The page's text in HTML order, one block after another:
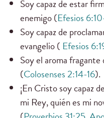
Soy capaz de estar
enemigo (Efesios
Soy capaz de
evangelio ( Efesios
Soy el aroma
(Colosenses 2:14-16).
¡En Cristo soy capaz
mi Rey, quién es mi